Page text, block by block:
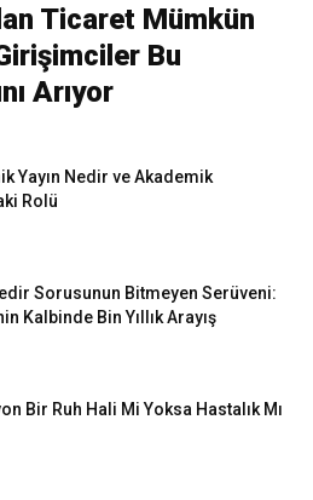
Ticaret Mümkün
Bu
Arıyor
Yayın Nedir ve Akademik
Rolü
Sorusunun Bitmeyen Serüveni:
Kalbinde Bin Yıllık Arayış
Bir Ruh Hali Mi Yoksa Hastalık Mı